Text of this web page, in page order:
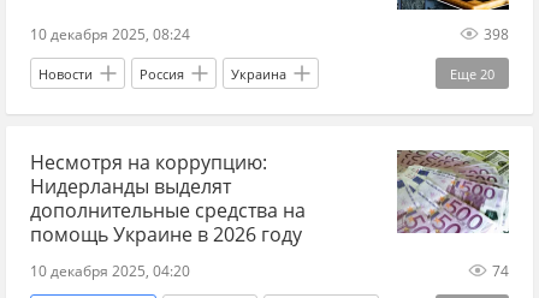
10 декабря 2025, 08:24 398
Еще 20
Новости Россия Украина
Андрей Марочко Сергей Собянин
Татьяна Москалькова Киев
Вооруженные силы Украины Минобороны
Госдума Недвижимость риелторы
Несмотря на коррупцию:
Нидерланды выделят
дополнительные средства на
помощь Украине в 2026 году
10 декабря 2025, 04:20 74